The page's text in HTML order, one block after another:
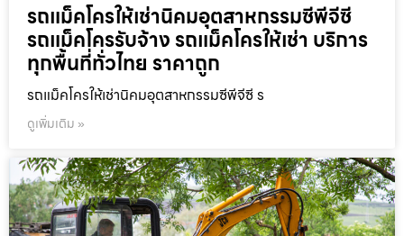
รถแม็คโครให้เช่านิคมอุตสาหกรรมซีพีจีซี
รถแม็คโครรับจ้าง รถแม็คโครให้เช่า บริการ
ทุกพื้นที่ทั่วไทย ราคาถูก
รถแม็คโครให้เช่านิคมอุตสาหกรรมซีพีจีซี ร
ดูเพิ่มเติม »